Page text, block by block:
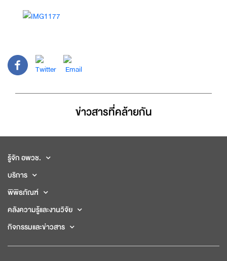
ข่าวสารที่่คล้ายกัน
รู้จัก อพวช.
บริการ
พิพิธภัณฑ์
คลังความรู้และงานวิจัย
กิจกรรมและข่าวสาร